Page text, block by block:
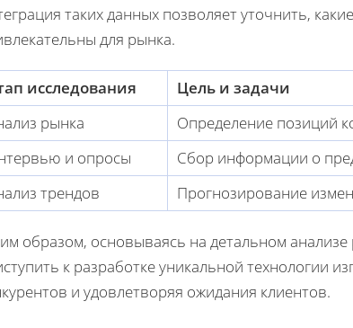
таких данных позволяет уточнить,
для рынка.
исследования
Цель и задачи
рынка
Определение позиций
и опросы
Сбор информации о
трендов
Прогнозирование
образом, основываясь на детальном
к разработке уникальной технологии
и удовлетворяя ожидания клиентов.